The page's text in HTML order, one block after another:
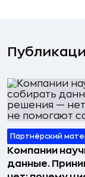
Партнёрский
Компании
данные.